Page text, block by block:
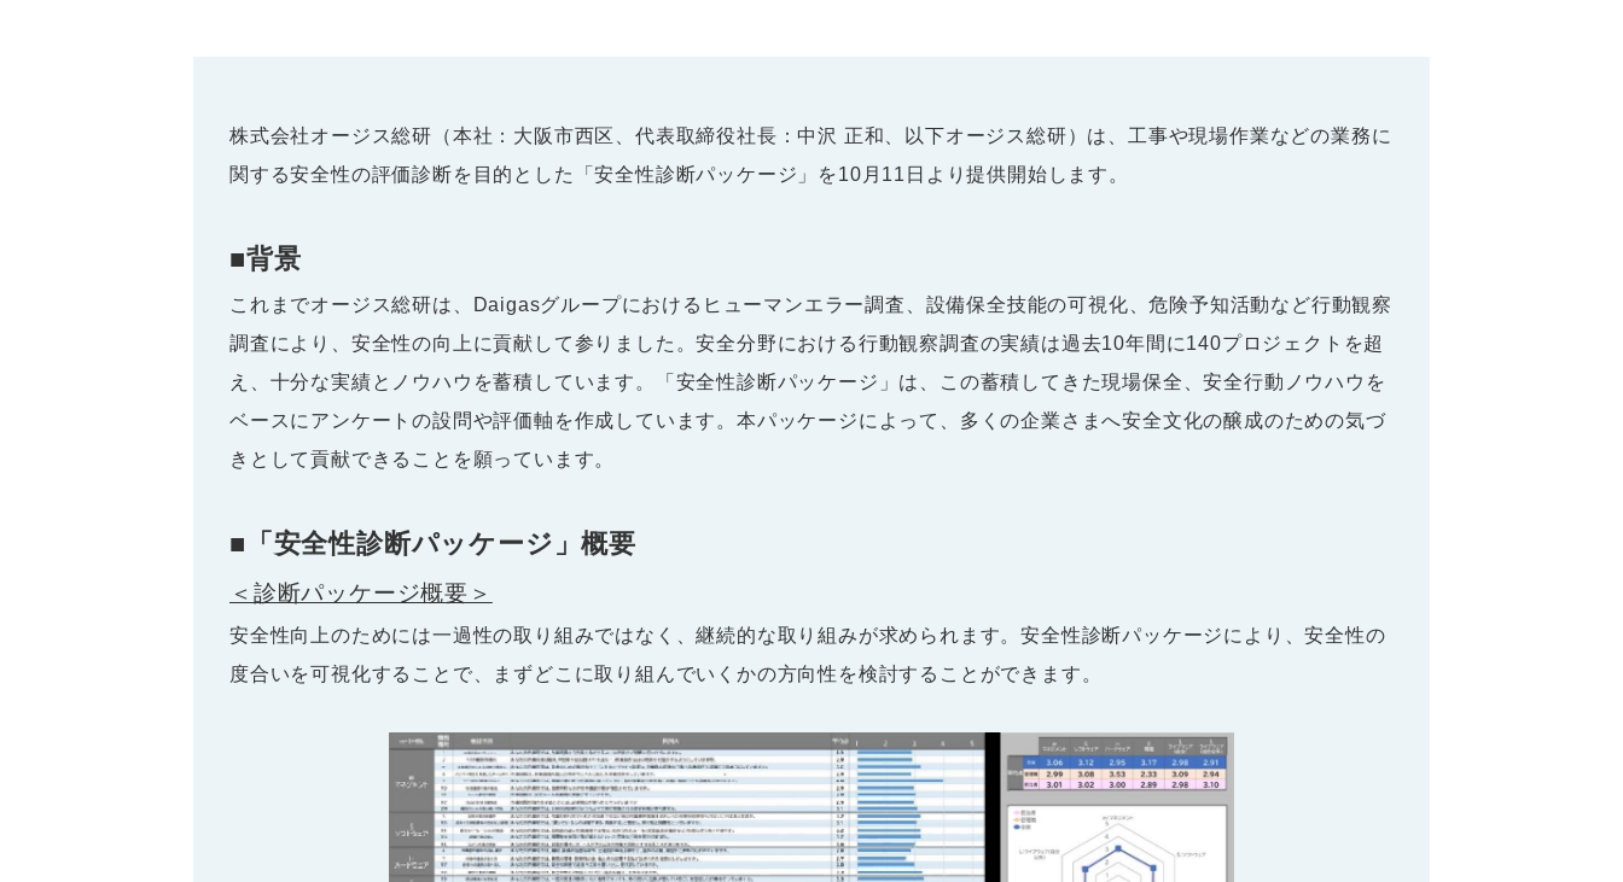
株式会社オージス総研（本社：大阪市西区、代表取締役社長：中沢 正和、以下オージス総研）は、工事や現場作業などの業務に
関する安全性の評価診断を目的とした「安全性診断パッケージ」を10月11日より提供開始します。
■背景
これまでオージス総研は、Daigasグループにおけるヒューマンエラー調査、設備保全技能の可視化、危険予知活動など行動観察
調査により、安全性の向上に貢献して参りました。安全分野における行動観察調査の実績は過去10年間に140プロジェクトを超
え、十分な実績とノウハウを蓄積しています。「安全性診断パッケージ」は、この蓄積してきた現場保全、安全行動ノウハウを
ベースにアンケートの設問や評価軸を作成しています。本パッケージによって、多くの企業さまへ安全文化の醸成のための気づ
きとして貢献できることを願っています。
■「安全性診断パッケージ」概要
＜診断パッケージ概要＞
安全性向上のためには一過性の取り組みではなく、継続的な取り組みが求められます。安全性診断パッケージにより、安全性の
度合いを可視化することで、まずどこに取り組んでいくかの方向性を検討することができます。